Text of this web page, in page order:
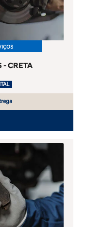
- CRETA